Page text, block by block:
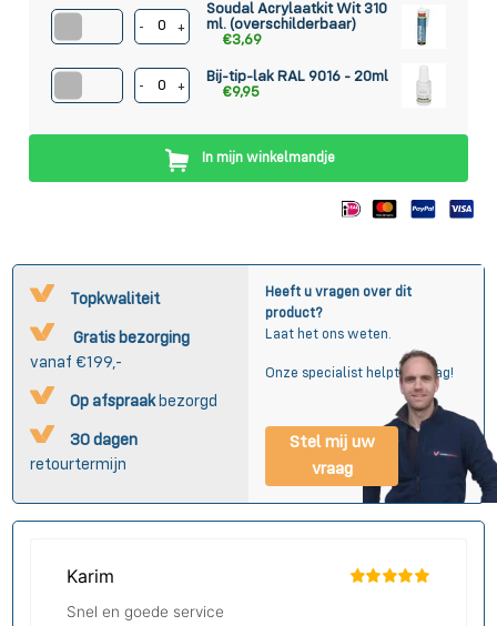
- +
Soudal Acrylaatkit Wit 310
ml. (overschilderbaar)
€3,69
- +
Bij-tip-lak RAL 9016 - 20ml
€9,95
In mijn winkelmandje
Topkwaliteit
Gratis bezorging
vanaf €199,-
Op afspraak bezorgd
30 dagen
retourtermijn
Heeft u vragen over dit
product?
Laat het ons weten.
Onze specialist helpt u graag!
Stel mij uw
vraag